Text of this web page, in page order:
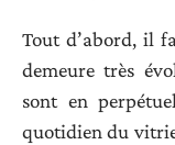
Tout d’abord, il
demeure très
sont en
quotidien du